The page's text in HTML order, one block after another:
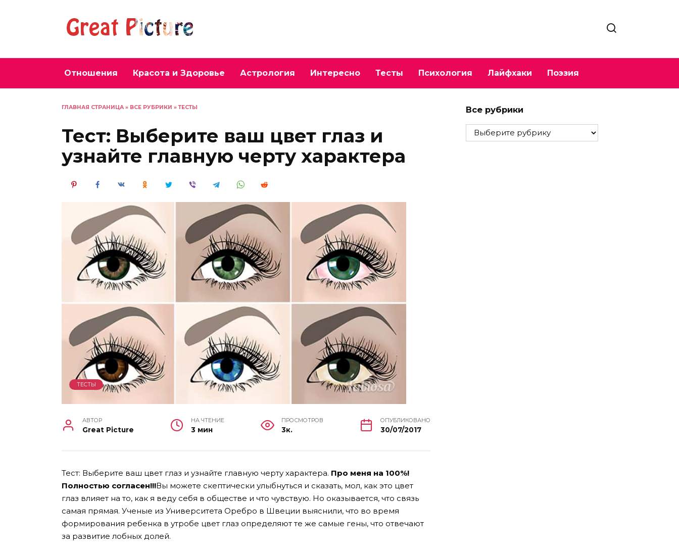
Отношения Красота и Здоровье Астрология Интересно Тесты Психология Лайфхаки Поэзия
ГЛАВНАЯ СТРАНИЦА » ВСЕ РУБРИКИ »ТЕСТЫ
Тест: Выберите ваш цвет глаз и
узнайте главную черту характера
ТЕСТЫ
АВТОР
Great Picture
НА ЧТЕНИЕ
3 мин
ПРОСМОТРОВ
3к.
ОПУБЛИКОВАНО
30/07/2017
Тест: Выберите ваш цвет глаз и узнайте главную черту характера. Про меня на 100%!
Полностью согласен!!!Вы можете скептически улыбнуться и сказать, мол, как это цвет
глаз влияет на то, как я веду себя в обществе и что чувствую. Но оказывается, что связь
самая прямая. Ученые из Университета Оребро в Швеции выяснили, что во время
формирования ребенка в утробе цвет глаз определяют те же самые гены, что отвечают
за развитие лобных долей.
Все рубрики
Все
рубрики